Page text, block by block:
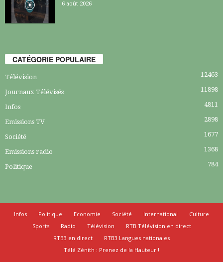
6 août 2026
CATÉGORIE POPULAIRE
Télévision 12463
Journaux Télévisés 11898
Infos 4811
Emissions TV 2898
Société 1677
Emissions radio 1368
Politique 784
Infos Politique Economie Société International
Culture
Sports
Radio Télévision
RTB Télévision en direct
RTB3 en direct
RTB3 Langues nationales
Télé Zénith : Prenez de la Hauteur !